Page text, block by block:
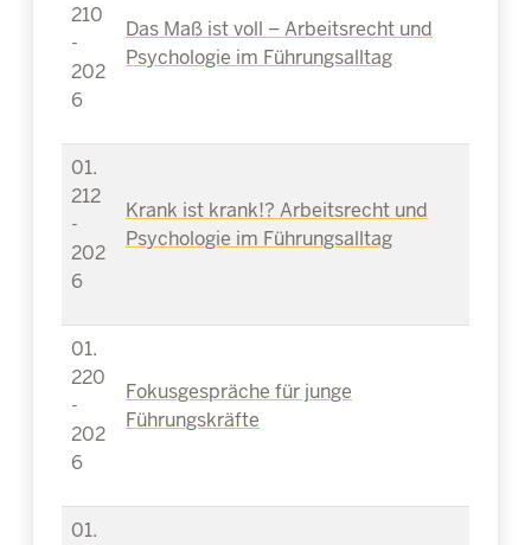
210
-
202
6
Das Maß ist voll – Arbeitsrecht und
Psychologie im Führungsalltag
01.
212
-
202
6
Krank ist krank!? Arbeitsrecht und
Psychologie im Führungsalltag
01.
220
-
202
6
Fokusgespräche für junge
Führungskräfte
01.